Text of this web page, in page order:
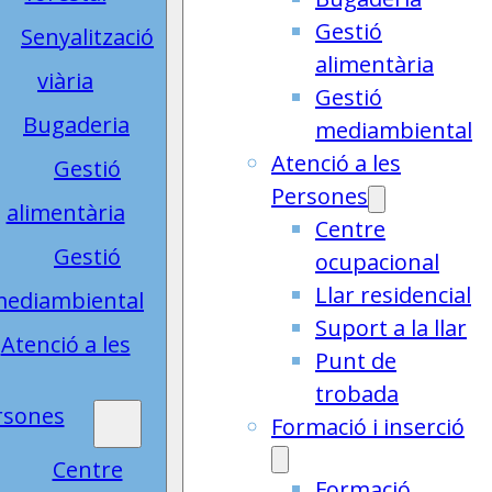
Senyalització
viària
Bugaderia
Gestió
alimentària
Gestió
Atenció a les
Centre
Gestió
alimentària
Gestió
mediambiental
Atenció a les
Persones
Centre
ocupacional
Llar residencial
Suport a la llar
Punt de
trobada
Formació i inserció